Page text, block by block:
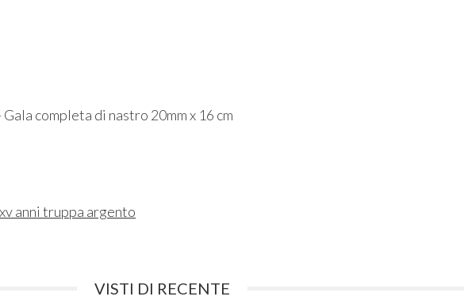
completa di nastro 20mm x 16 cm
anni truppa argento
VISTI DI RECENTE